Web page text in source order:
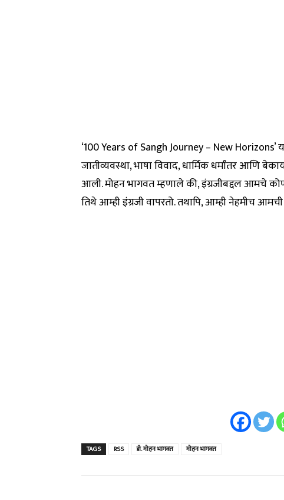
‘100 Years of Sangh Journey – New Horizons’
जातीव्यवस्था, भाषा विवाद, धार्मिक धर्मांतर आणि
आली. मोहन भागवत म्हणाले की, इंग्रजीबद्दल आमचे
तिथे आम्ही इंग्रजी वापरतो. तथापि, आम्ही नेहमीच आमची
TAGS RSS डॅा. मोहन भागवत मोहन भागवत